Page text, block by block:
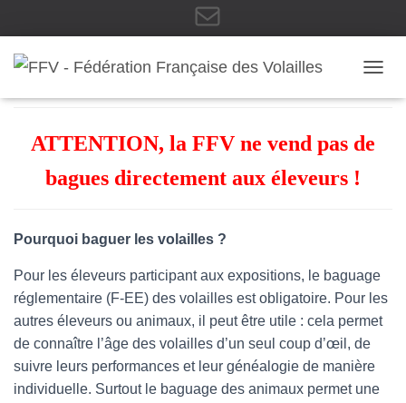
E
-
a
i
Bagues FFV
ATTENTION, la FFV ne vend pas de
bagues directement aux éleveurs !
Pourquoi baguer les volailles ?
Pour les éleveurs participant aux expositions, le baguage
réglementaire (F-EE) des volailles est obligatoire. Pour les
autres éleveurs ou animaux, il peut être utile : cela permet
de connaître l’âge des volailles d’un seul coup d’œil, de
suivre leurs performances et leur généalogie de manière
individuelle. Surtout le baguage des animaux permet une